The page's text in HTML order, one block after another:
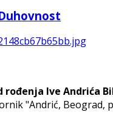
rođenja Ive Andrića
"Andrić,